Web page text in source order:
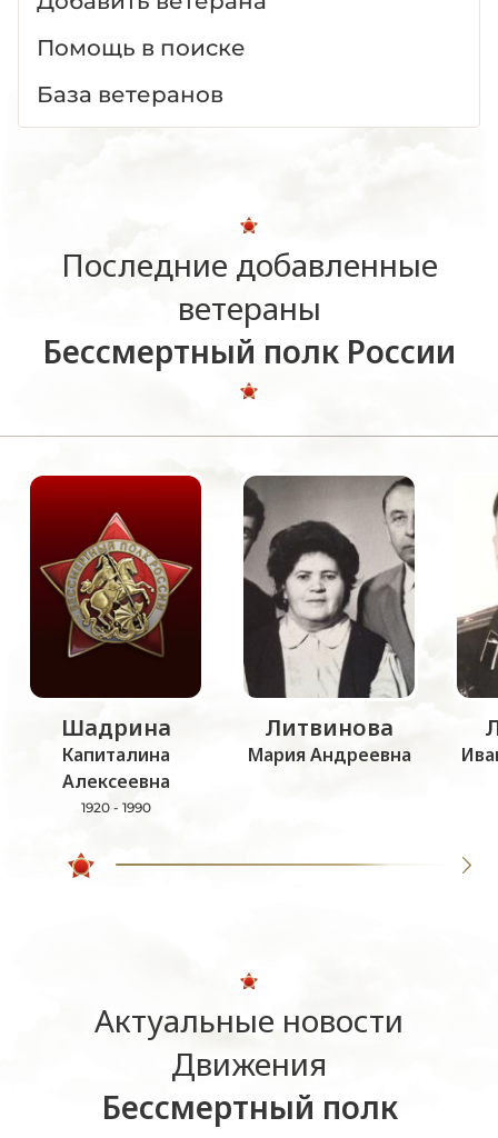
Помощь в поиске
База ветеранов
Последние добавленные
ветераны
Бессмертный полк России
Шадрина
Капиталина
Алексеевна
1920 - 1990
Литвинова
Мария Андреевна
Актуальные новости
Движения
Бессмертный полк